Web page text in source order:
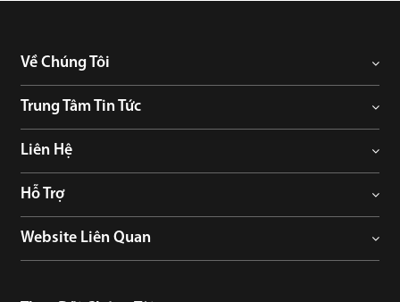
Về Chúng Tôi
Trung Tâm Tin Tức
Liên Hệ
Hỗ Trợ
Website Liên Quan